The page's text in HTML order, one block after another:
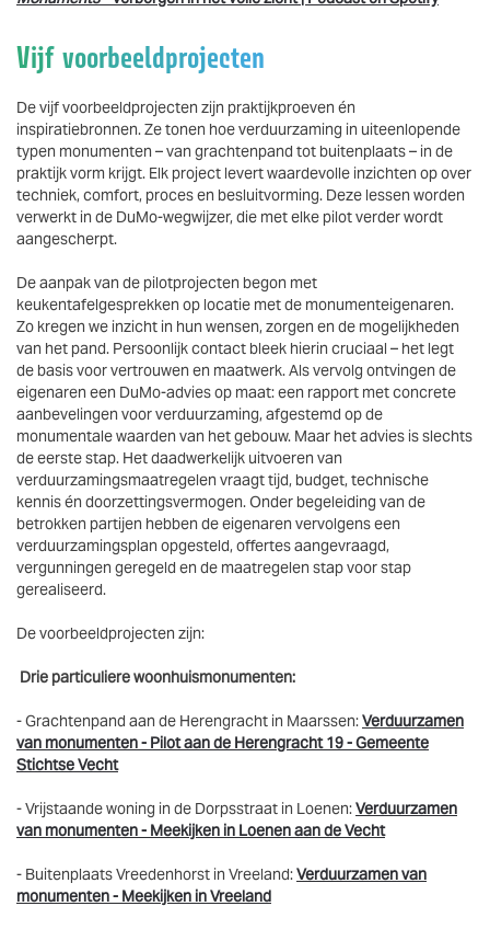
Vijf voorbeeldprojecten
De vijf voorbeeldprojecten zijn praktijkproeven én
inspiratiebronnen. Ze tonen hoe verduurzaming in uiteenlopende
typen monumenten – van grachtenpand tot buitenplaats – in de
praktijk vorm krijgt. Elk project levert waardevolle inzichten op over
techniek, comfort, proces en besluitvorming. Deze lessen worden
verwerkt in de DuMo-wegwijzer, die met elke pilot verder wordt
aangescherpt.
De aanpak van de pilotprojecten begon met
keukentafelgesprekken op locatie met de monumenteigenaren.
Zo kregen we inzicht in hun wensen, zorgen en de mogelijkheden
van het pand. Persoonlijk contact bleek hierin cruciaal – het legt
de basis voor vertrouwen en maatwerk. Als vervolg ontvingen de
eigenaren een DuMo-advies op maat: een rapport met concrete
aanbevelingen voor verduurzaming, afgestemd op de
monumentale waarden van het gebouw. Maar het advies is slechts
de eerste stap. Het daadwerkelijk uitvoeren van
verduurzamingsmaatregelen vraagt tijd, budget, technische
kennis én doorzettingsvermogen. Onder begeleiding van de
betrokken partijen hebben de eigenaren vervolgens een
verduurzamingsplan opgesteld, offertes aangevraagd,
vergunningen geregeld en de maatregelen stap voor stap
gerealiseerd.
De voorbeeldprojecten zijn:
Drie particuliere woonhuismonumenten:
- Grachtenpand aan de Herengracht in Maarssen:Verduurzamen
van monumenten - Pilot aan de Herengracht 19 - Gemeente
Stichtse Vecht
- Vrijstaande woning in de Dorpsstraat in Loenen:Verduurzamen
van monumenten - Meekijken in Loenen aan de Vecht
- Buitenplaats Vreedenhorst in Vreeland:Verduurzamen van
monumenten - Meekijken in Vreeland